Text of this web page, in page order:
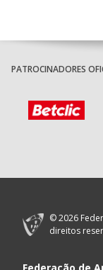
PATROCINADORES
© 2026
direitos